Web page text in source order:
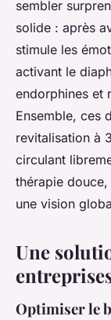
sembler
solide : après
stimule les
activant le
endorphines et
Ensemble, ces
revitalisation à
circulant
thérapie douce,
une vision
Une
Optimiser le